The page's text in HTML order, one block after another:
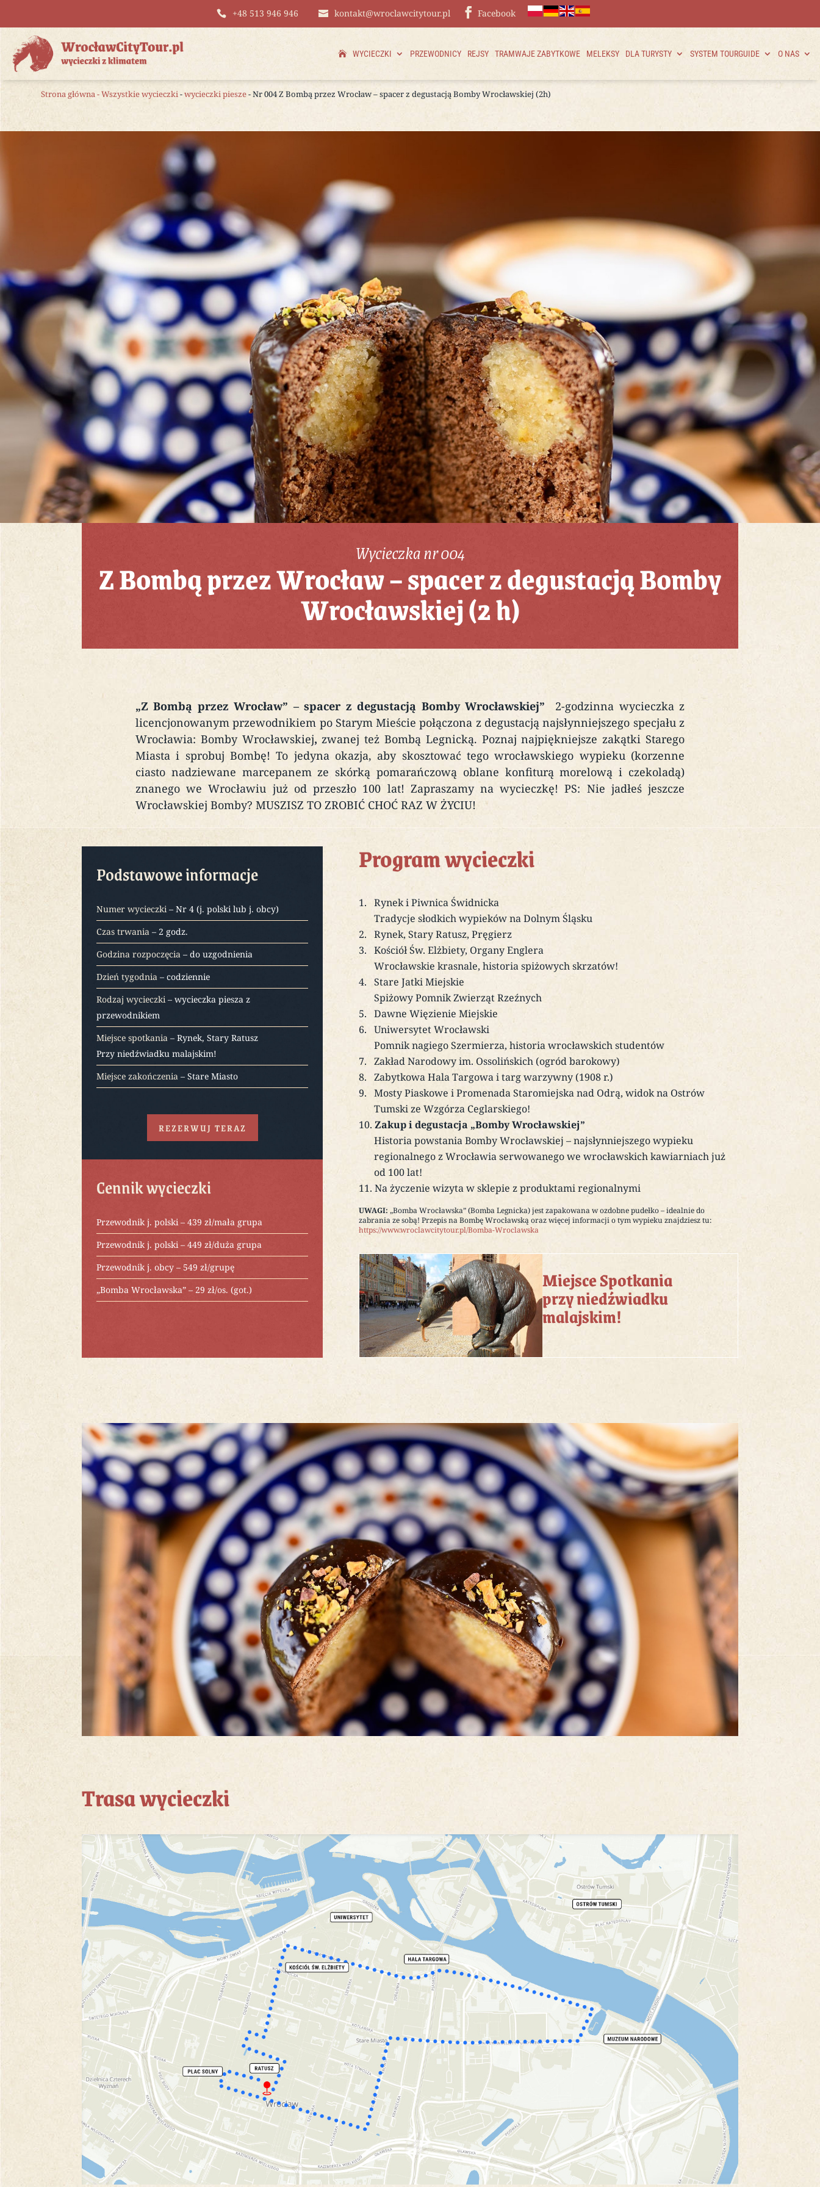
+48 513 946 946 kontakt@wroclawcitytour.pl Facebook
WYCIECZKI PRZEWODNICY REJSY TRAMWAJE ZABYTKOWE MELEKSY DLA TURYSTY SYSTEM TOURGUIDE O NAS
Strona główna-Wszystkie wycieczki-wycieczki piesze- Nr 004 Z Bombą przez Wrocław – spacer z degustacją Bomby Wrocławskiej (2h)
Wycieczka nr 004
Z Bombą przez Wrocław – spacer z degustacją Bomby
Wrocławskiej (2 h)
„Z Bombą przez Wrocław” – spacer z degustacją Bomby Wrocławskiej”
2-godzinna wycieczka z
licencjonowanym przewodnikiem po Starym Mieście połączona z degustacją najsłynniejszego specjału z
Wrocławia: Bomby Wrocławskiej, zwanej też Bombą Legnicką. Poznaj najpiękniejsze zakątki Starego
Miasta i sprobuj Bombę! To jedyna okazja, aby skosztować tego wrocławskiego wypieku (korzenne
ciasto nadziewane marcepanem ze skórką pomarańczową oblane konfiturą morelową i czekoladą)
znanego we Wrocławiu już od przeszło 100 lat! Zapraszamy na wycieczkę! PS: Nie jadłeś jeszcze
Wrocławskiej Bomby? MUSZISZ TO ZROBIĆ CHOĆ RAZ W ŻYCIU!
Podstawowe informacje
Numer wycieczki – Nr 4 (j. polski lub j. obcy)
Czas trwania – 2 godz.
Godzina rozpoczęcia – do uzgodnienia
Dzień tygodnia – codziennie
Rodzaj wycieczki – wycieczka piesza z
przewodnikiem
Miejsce spotkania – Rynek, Stary Ratusz
Przy niedźwiadku malajskim!
Miejsce zakończenia – Stare Miasto
REZERWUJ TERAZ
Cennik wycieczki
Przewodnik j. polski – 439 zł/mała grupa
Przewodnik j. polski – 449 zł/duża grupa
Przewodnik j. obcy – 549 zł/grupę
„Bomba Wrocławska” – 29 zł/os. (got.)
Program wycieczki
Rynek i Piwnica Świdnicka
Tradycje słodkich wypieków na Dolnym Śląsku
Rynek, Stary Ratusz, Pręgierz
Kościół Św. Elżbiety, Organy Englera
Wrocławskie krasnale, historia spiżowych skrzatów!
Stare Jatki Miejskie
Spiżowy Pomnik Zwierząt Rzeźnych
Dawne Więzienie Miejskie
Uniwersytet Wrocławski
Pomnik nagiego Szermierza, historia wrocławskich studentów
Zakład Narodowy im. Ossolińskich (ogród barokowy)
Zabytkowa Hala Targowa i targ warzywny (1908 r.)
Mosty Piaskowe i Promenada Staromiejska nad Odrą, widok na Ostrów
Tumski ze Wzgórza Ceglarskiego!
Zakup i degustacja „Bomby Wrocławskiej”
Historia powstania Bomby Wrocławskiej – najsłynniejszego wypieku
regionalnego z Wrocławia serwowanego we wrocławskich kawiarniach już
od 100 lat!
Na życzenie wizyta w sklepie z produktami regionalnymi
UWAGI: „Bomba Wrocławska” (Bomba Legnicka) jest zapakowana w ozdobne pudełko – idealnie do
zabrania ze sobą! Przepis na Bombę Wrocławską oraz więcej informacji o tym wypieku znajdziesz tu:
https://www.wroclawcitytour.pl/Bomba-Wroclawska
Miejsce Spotkania
przy niedźwiadku
malajskim!
Trasa wycieczki